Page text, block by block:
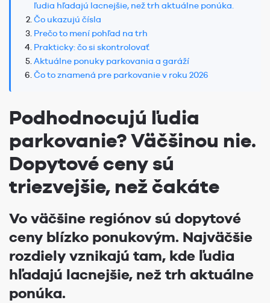
ľudia hľadajú lacnejšie, než trh aktuálne ponúka.
Čo ukazujú čísla
Prečo to mení pohľad na trh
Prakticky: čo si skontrolovať
Aktuálne ponuky parkovania a garáží
Čo to znamená pre parkovanie v roku 2026
Podhodnocujú ľudia
parkovanie? Väčšinou nie.
Dopytové ceny sú
triezvejšie, než čakáte
Vo väčšine regiónov sú dopytové
ceny blízko ponukovým. Najväčšie
rozdiely vznikajú tam, kde ľudia
hľadajú lacnejšie, než trh aktuálne
ponúka.